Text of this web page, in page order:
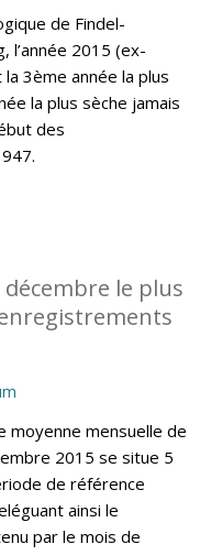
de Findel-
l’année 2015 (ex-
3ème année la plus
la plus sèche jamais
des
décembre le plus
moyenne mensuelle de
2015 se situe 5
de référence
ainsi le
par le mois de